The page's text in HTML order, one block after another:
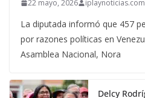
22 mayo, 2026 iplaynoticias.com
La diputada informó que 457
por razones políticas en
Asamblea Nacional, Nora
Delcy